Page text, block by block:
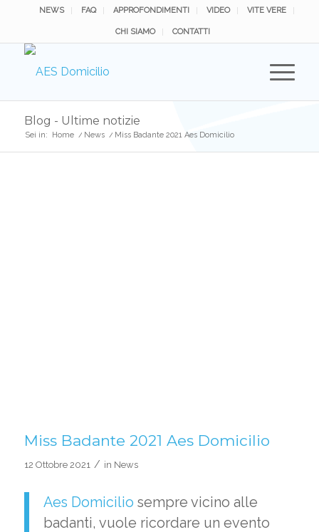
NEWS FAQ APPROFONDIMENTI VIDEO VITE VERE
CHI SIAMO CONTATTI
Blog - Ultime notizie
Sei in: Home / News / Miss Badante 2021 Aes Domicilio
Miss Badante 2021 Aes Domicilio
12 Ottobre 2021 / in News
Aes Domicilio sempre vicino alle
badanti, vuole ricordare un evento